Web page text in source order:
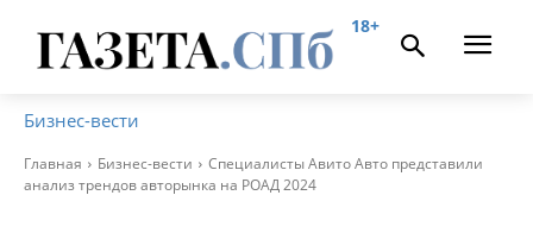
18+
Бизнес-вести
Главная Бизнес-вести
Специалисты Авито Авто представили
анализ трендов авторынка на РОАД 2024